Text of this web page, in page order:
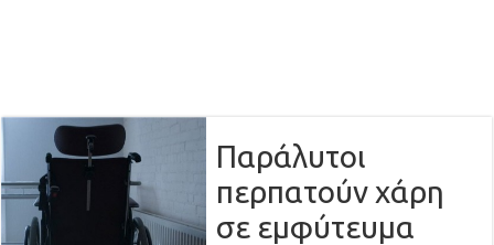
Παράλυτοι
περπατούν χάρη
σε εμφύτευμα